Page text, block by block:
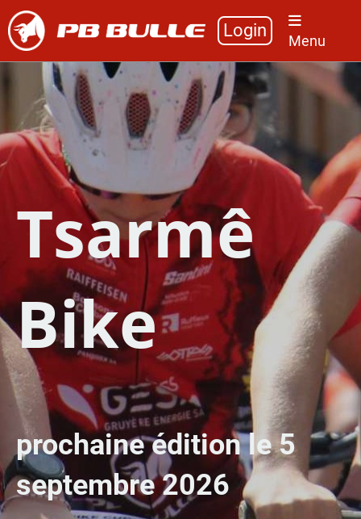
Login
Menu
Tsarmê
Bike
prochaine édition le 5
septembre 2026